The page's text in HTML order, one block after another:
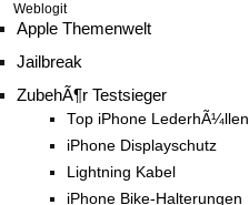
Weblogit
Apple Themenwelt
Jailbreak
ZubehÃ¶r Testsieger
Top iPhone LederhÃ¼llen
iPhone Displayschutz
Lightning Kabel
iPhone Bike-Halterungen